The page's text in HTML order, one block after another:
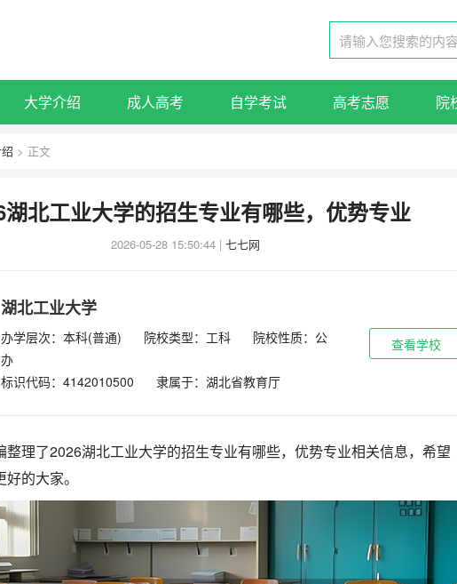
大学介绍 成人高考 自学考试 高考志愿 院
> 正文
湖北工业大学的招生专业有哪些，优势专业
2026-05-28 15:50:44 | 七七网
湖北工业大学
办学层次：本科(普通) 院校类型：工科
院校性质：公
办
标识代码：4142010500
隶属于：湖北省教育厅
查看学校
整理了2026湖北工业大学的招生专业有哪些，优势专业相关信息，希望
的大家。